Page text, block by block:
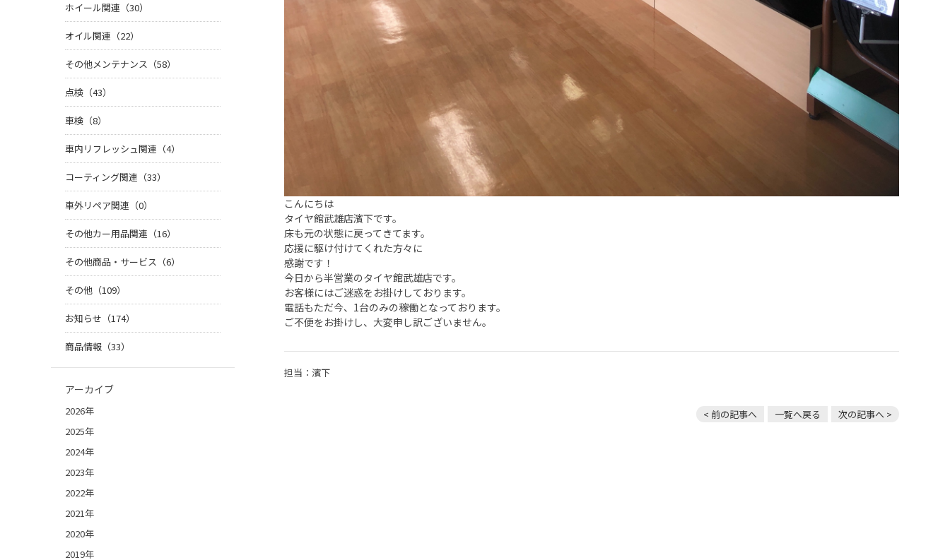
こんにちは
タイヤ館武雄店濱下です。
床も元の状態に戻ってきてます。
応援に駆け付けてくれた方々に
感謝です！
今日から半営業のタイヤ館武雄店です。
お客様にはご迷惑をお掛けしております。
電話もただ今、1台のみの稼働となっております。
ご不便をお掛けし、大変申し訳ございません。
担当：濱下
< 前の記事へ 一覧へ戻る 次の記事へ >
ホイール関連（30）
オイル関連（22）
その他メンテナンス（58）
点検（43）
車検（8）
車内リフレッシュ関連（4）
コーティング関連（33）
車外リペア関連（0）
その他カー用品関連（16）
その他商品・サービス（6）
その他（109）
お知らせ（174）
商品情報（33）
アーカイブ
2026年
2025年
2024年
2023年
2022年
2021年
2020年
2019年